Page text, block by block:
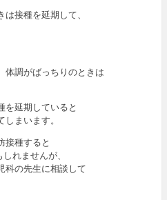
接種を延期して、
体調がばっちりのときは
を延期していると
まいます。
接種すると
れませんが、
科の先生に相談して